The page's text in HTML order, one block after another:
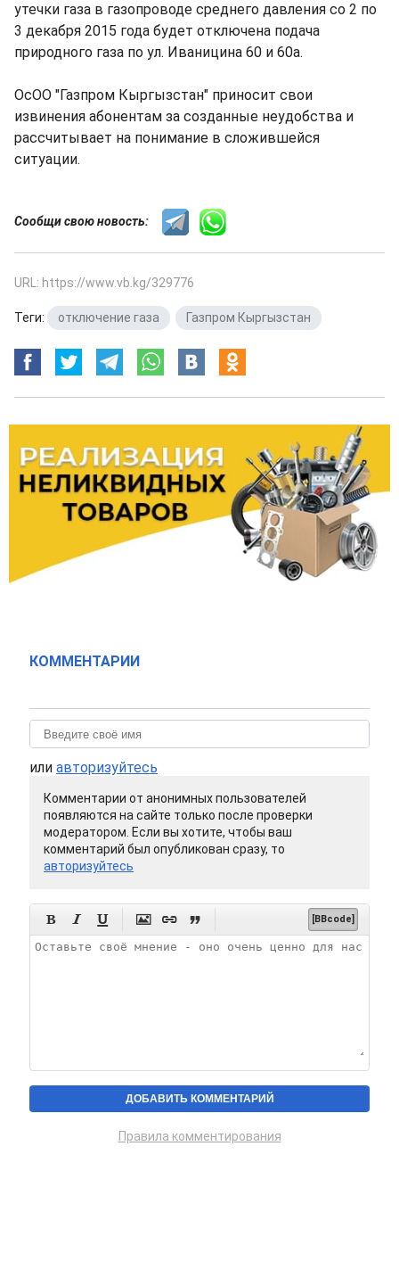
утечки газа в газопроводе среднего давления со 2 по
3 декабря 2015 года будет отключена подача
природного газа по ул. Иваницина 60 и 60а.
ОсОО "Газпром Кыргызстан" приносит свои
извинения абонентам за созданные неудобства и
рассчитывает на понимание в сложившейся
ситуации.
Сообщи свою новость:
URL: https://www.vb.kg/329776
Теги: отключение газа Газпром Кыргызстан
КОММЕНТАРИИ
или авторизуйтесь
Комментарии от анонимных пользователей
появляются на сайте только после проверки
модератором. Если вы хотите, чтобы ваш
комментарий был опубликован сразу, то
авторизуйтесь
      [BBcode]
Правила комментирования